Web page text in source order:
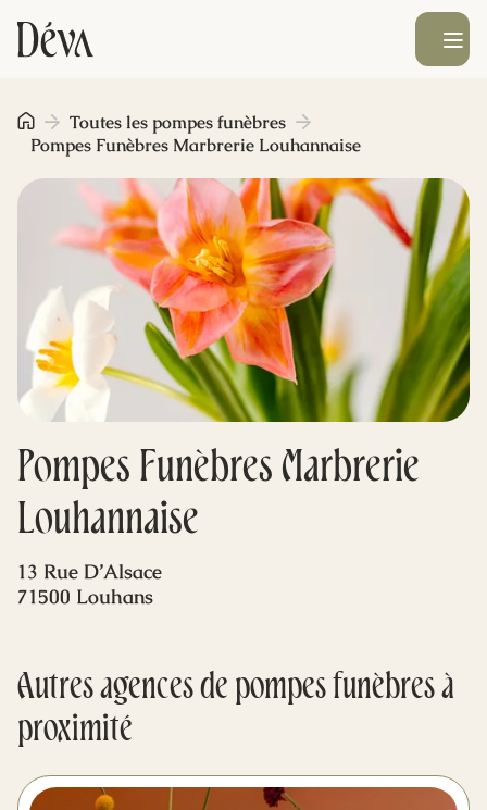
Obsèques
Prévoyance
Monument funéraire
Livraison de fleurs
Blog
Mes dernières volontés
Ouvrir le
Pompes Funèbres Marbrerie
Louhannaise
Toutes les pompes funèbres
Pompes Funèbres Marbrerie Louhannaise
13 Rue D’Alsace
71500 Louhans
Autres agences de pompes funèbres à
proximité